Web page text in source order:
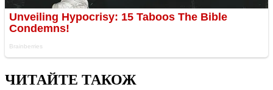
ЧИТАЙТЕ ТАКОЖ